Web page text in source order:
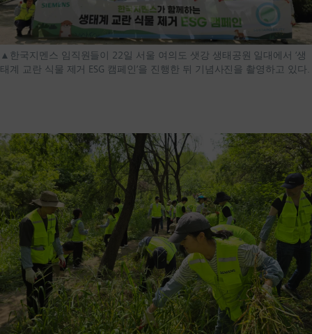
▲한국지멘스 임직원들이 22일 서울 여의도 샛강 생태공원 일대에서 ‘생
태계 교란 식물 제거 ESG 캠페인’을 진행한 뒤 기념사진을 촬영하고 있다.